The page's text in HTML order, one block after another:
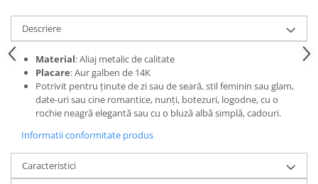
Descriere
Material: Aliaj metalic de calitate
Placare: Aur galben de 14K
Potrivit pentru ținute de zi sau de seară, stil feminin sau glam,
date-uri sau cine romantice, nunți, botezuri, logodne, cu o
rochie neagră elegantă sau cu o bluză albă simplă, cadouri.
Informatii conformitate produs
Caracteristici